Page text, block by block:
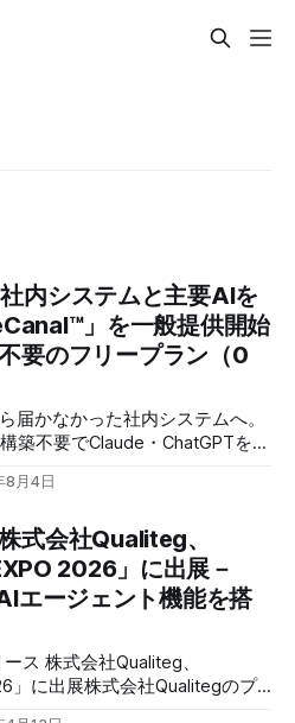
内システムと主要AIを
」を一般提供開始
要のフリープラン（0
届かなかった社内システムへ。
築不要でClaude・ChatGPTを安
8月4日
式会社Qualiteg、
2026」に出展－
エージェント機能を搭
、
」に出展株式会社Qualitegのプ